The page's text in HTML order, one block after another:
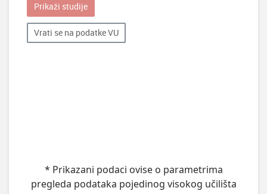
Prikaži studije
Vrati se na podatke VU
* Prikazani podaci ovise o parametrima
pregleda podataka pojedinog visokog učilišta